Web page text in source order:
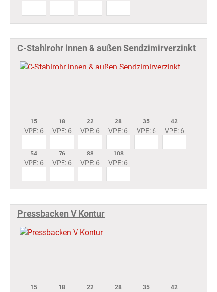
C-Stahlrohr innen & außen Sendzimirverzinkt
15
VPE: 6
18
VPE: 6
22
VPE: 6
28
VPE: 6
35
VPE: 6
42
VPE: 6
54
VPE: 6
76
VPE: 6
88
VPE: 6
108
VPE: 6
Pressbacken V Kontur
15 18 22 28 35 42